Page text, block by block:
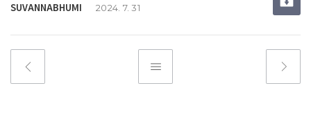
SUVANNABHUMI 2024. 7. 31